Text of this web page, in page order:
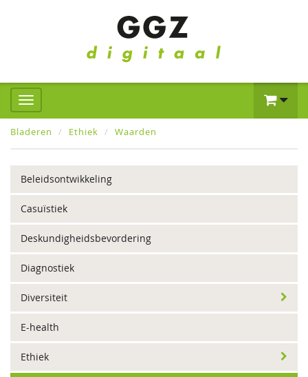
Bladeren Ethiek Waarden
Beleidsontwikkeling
Casuïstiek
Deskundigheidsbevordering
Diagnostiek
Diversiteit
E-health
Ethiek